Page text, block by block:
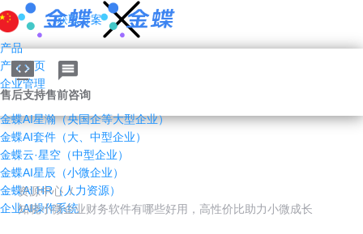
获取方案
产品
产品首页
企业管理AI
金蝶AI星瀚（央国企等大型企业）
金蝶AI套件（大、中型企业）
金蝶云·星空（中型企业）
金蝶AI星辰（小微企业）
金蝶AI HR（人力资源）
企业AI操作系统
售后支持售前咨询
资源中心 /
知晓小微企业财务软件有哪些好用，高性价比助力小微成长